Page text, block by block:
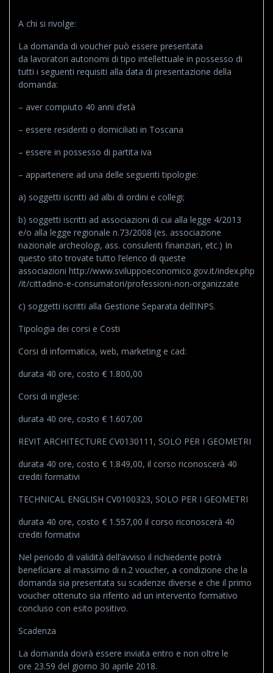
A chi si rivolge:
La domanda di voucher può essere presentata
da lavoratori autonomi di tipo intellettuale in possesso di
tutti i seguenti requisiti alla data di presentazione della
domanda:
– aver compiuto 40 anni d’età
– essere residenti o domiciliati in Toscana
– essere in possesso di partita iva
– appartenere ad una delle seguenti tipologie:
a) soggetti iscritti ad albi di ordini e collegi;
b) soggetti iscritti ad associazioni di cui alla legge 4/2013
e/o alla legge regionale n.73/2008 (es. associazione
nazionale archeologi, ass. consulenti finanziari, etc.) In
questo sito trovate tutto l’elenco di queste
associazioni http://www.sviluppoeconomico.gov.it/index.php
/it/cittadino-e-consumatori/professioni-non-organizzate
c) soggetti iscritti alla Gestione Separata dell’INPS.
Tipologia dei corsi e Costi
Corsi di informatica, web, marketing e cad:
durata 40 ore, costo € 1.800,00
Corsi di inglese:
durata 40 ore, costo € 1.607,00
REVIT ARCHITECTURE CV0130111, SOLO PER I GEOMETRI
durata 40 ore, costo € 1.849,00, il corso riconoscerà 40
crediti formativi
TECHNICAL ENGLISH CV0100323, SOLO PER I GEOMETRI
durata 40 ore, costo € 1.557,00 il corso riconoscerà 40
crediti formativi
Nel periodo di validità dell’avviso il richiedente potrà
beneficiare al massimo di n.2 voucher, a condizione che la
domanda sia presentata su scadenze diverse e che il primo
voucher ottenuto sia riferito ad un intervento formativo
concluso con esito positivo.
Scadenza
La domanda dovrà essere inviata entro e non oltre le
ore 23.59 del giorno 30 aprile 2018.